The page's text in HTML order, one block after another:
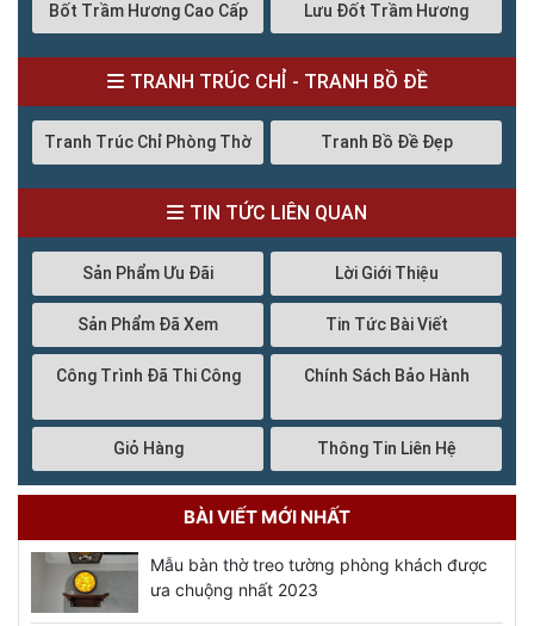
Bốt Trầm Hương Cao Cấp Lưu Đốt Trầm Hương
TRANH TRÚC CHỈ - TRANH BỒ ĐỀ
Tranh Trúc Chỉ Phòng Thờ Tranh Bồ Đề Đẹp
TIN TỨC LIÊN QUAN
Sản Phẩm Ưu Đãi Lời Giới Thiệu
Sản Phẩm Đã Xem Tin Tức Bài Viết
Công Trình Đã Thi Công Chính Sách Bảo Hành
Giỏ Hàng Thông Tin Liên Hệ
BÀI VIẾT MỚI NHẤT
Mẫu bàn thờ treo tường phòng khách được
ưa chuộng nhất 2023